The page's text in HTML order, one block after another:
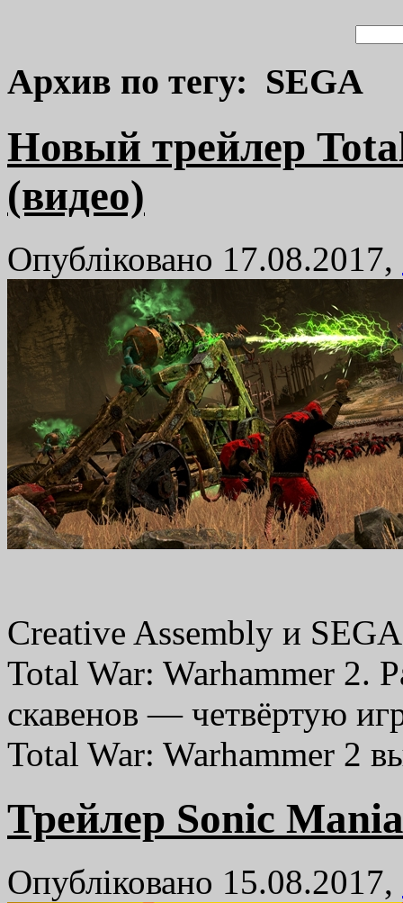
Архив по тегу: SEGA
Новый трейлер
(видео)
Опубліковано 17.08.2017,
Creative Assembly и
Total War: Warhammer 2.
скавенов — четвёртую
Total War: Warhammer 2
Трейлер Sonic
Опубліковано 15.08.2017,